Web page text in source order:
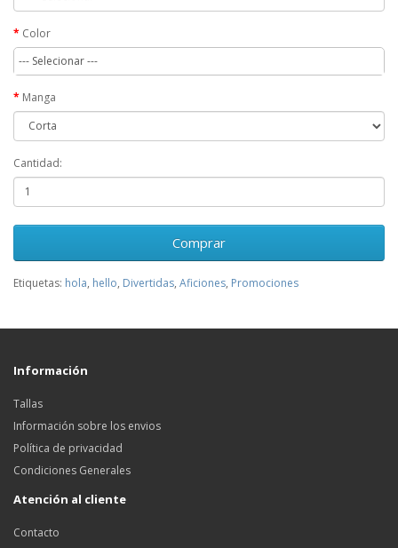
Color
--- Selecionar ---
Manga
Cantidad:
Comprar
Etiquetas: hola, hello, Divertidas, Aficiones, Promociones
Información
Tallas
Información sobre los envios
Política de privacidad
Condiciones Generales
Atención al cliente
Contacto